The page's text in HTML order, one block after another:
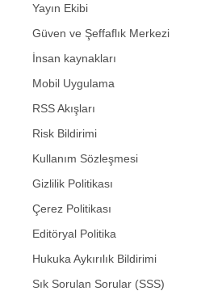
Yayın Ekibi
Güven ve Şeffaflık Merkezi
İnsan kaynakları
Mobil Uygulama
RSS Akışları
Risk Bildirimi
Kullanım Sözleşmesi
Gizlilik Politikası
Çerez Politikası
Editöryal Politika
Hukuka Aykırılık Bildirimi
Sık Sorulan Sorular (SSS)